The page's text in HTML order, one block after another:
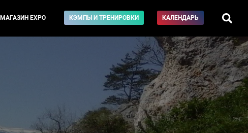
МАГАЗИН EXPO КЭМПЫ И ТРЕНИРОВКИ КАЛЕНДАРЬ